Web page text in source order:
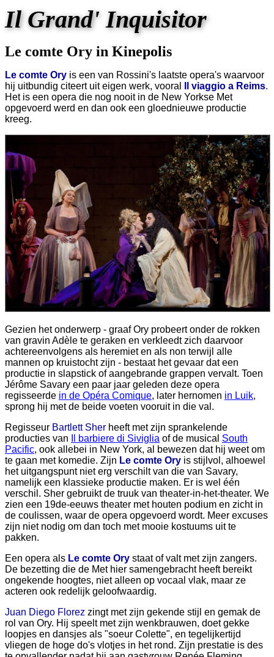
Il Grand' Inquisitor
Le comte Ory in Kinepolis
Le comte Ory is een van Rossini's laatste opera's waarvoor
hij uitbundig citeert uit eigen werk, vooral
Il viaggio a Reims.
Het is een opera die nog nooit in de New Yorkse Met
opgevoerd werd en dan ook een gloednieuwe productie
kreeg.
Gezien het onderwerp - graaf Ory probeert onder de rokken
van gravin Adèle te geraken en verkleedt zich daarvoor
achtereenvolgens als heremiet en als non terwijl alle
mannen op kruistocht zijn - bestaat het gevaar dat een
productie in slapstick of aangebrande grappen vervalt. Toen
Jérôme Savary een paar jaar geleden deze opera
regisseerde in de Opéra Comique, later hernomen in Luik,
sprong hij met de beide voeten vooruit in die val.
Regisseur Bartlett Sher heeft met zijn sprankelende
producties van
Il barbiere di Siviglia of de musical South
Pacific, ook allebei in New York, al bewezen dat hij weet om
te gaan met komedie. Zijn Le comte Ory is stijlvol, alhoewel
het uitgangspunt niet erg verschilt van die van Savary,
namelijk een klassieke productie maken. Er is wel één
verschil. Sher gebruikt de truuk van theater-in-het-theater. We
zien een 19de-eeuws theater met houten podium en zicht in
de coulissen, waar de opera opgevoerd wordt. Meer excuses
zijn niet nodig om dan toch met mooie kostuums uit te
pakken.
Een opera als Le comte Ory staat of valt met zijn zangers.
De bezetting die de Met hier samengebracht heeft bereikt
ongekende hoogtes, niet alleen op vocaal vlak, maar ze
acteren ook redelijk geloofwaardig.
Juan Diego Florez zingt met zijn gekende stijl en gemak de
rol van Ory. Hij speelt met zijn wenkbrauwen, doet gekke
loopjes en dansjes als "soeur Colette", en tegelijkertijd
vliegen de hoge do's vlotjes in het rond. Zijn prestatie is des